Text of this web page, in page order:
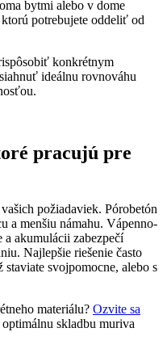
bytmi alebo v dome
potrebujete oddeliť od
konkrétnym
ideálnu rovnováhu
pracujú pre
požiadaviek. Pórobetón
a menšiu námahu. Vápenno-
akumulácii zabezpečí
Najlepšie riešenie často
staviate svojpomocne, alebo s
materiálu? Ozvite sa
skladbu muriva